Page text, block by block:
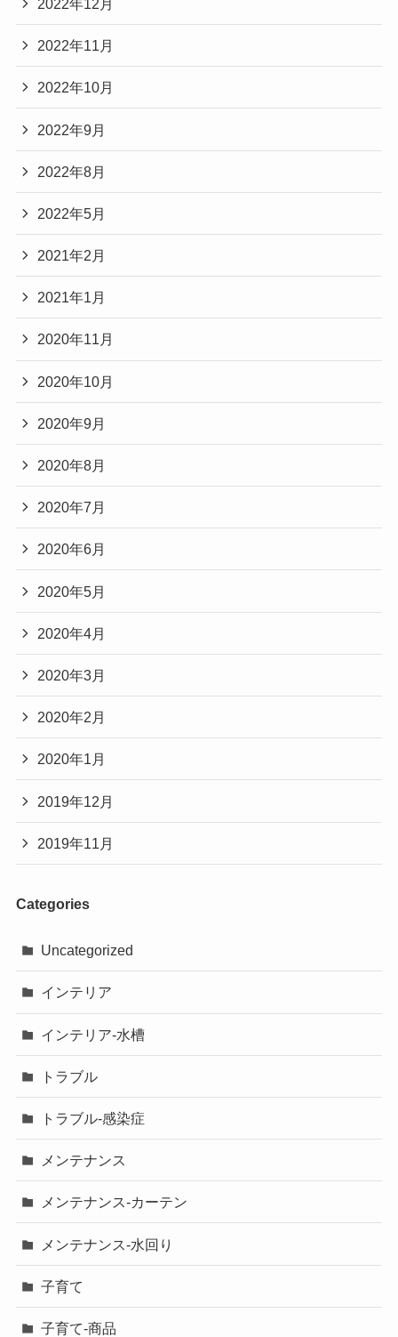
2022年12月
2022年11月
2022年10月
2022年9月
2022年8月
2022年5月
2021年2月
2021年1月
2020年11月
2020年10月
2020年9月
2020年8月
2020年7月
2020年6月
2020年5月
2020年4月
2020年3月
2020年2月
2020年1月
2019年12月
2019年11月
Categories
Uncategorized
インテリア
インテリア-水槽
トラブル
トラブル-感染症
メンテナンス
メンテナンス-カーテン
メンテナンス-水回り
子育て
子育て-商品